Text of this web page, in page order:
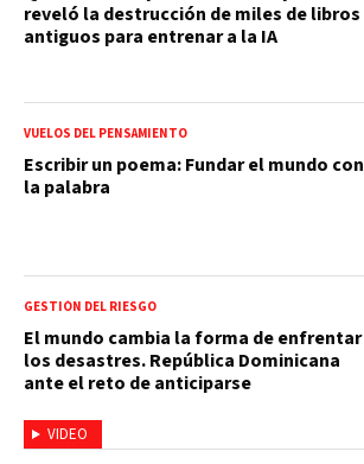
reveló la destrucción de miles de libros
antiguos para entrenar a la IA
VUELOS DEL PENSAMIENTO
Escribir un poema: Fundar el mundo con
la palabra
VIDEO
GESTIÓN DEL RIESGO
El mundo cambia la forma de enfrentar
los desastres. República Dominicana
ante el reto de anticiparse